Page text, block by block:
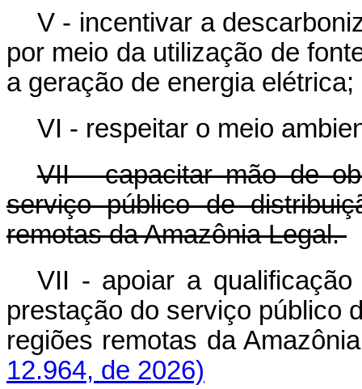
V - incentivar a
por meio da utilização de
a geração de energia elétrica;
VI - respeitar o meio
VII - capacitar mão de
serviço público de
remotas da Amazônia Legal.
VII - apoiar a
prestação do serviço público
regiões remotas da
12.964, de 2026)